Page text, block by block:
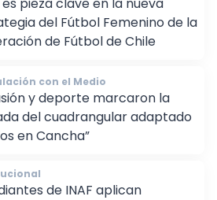
es pieza clave en la nueva
del Fútbol Femenino de la
con el Medio
y deporte marcaron la
del cuadrangular adaptado